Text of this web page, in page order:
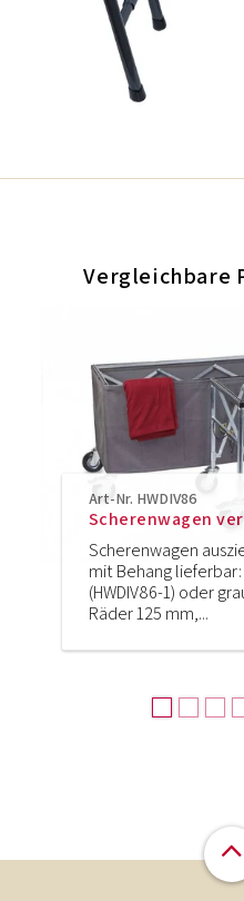
Vergleichbare
Art-Nr. HWDIV86
Scherenwagen
Scherenwagen
mit Behang
(HWDIV86-1) oder
Räder 125 mm,...